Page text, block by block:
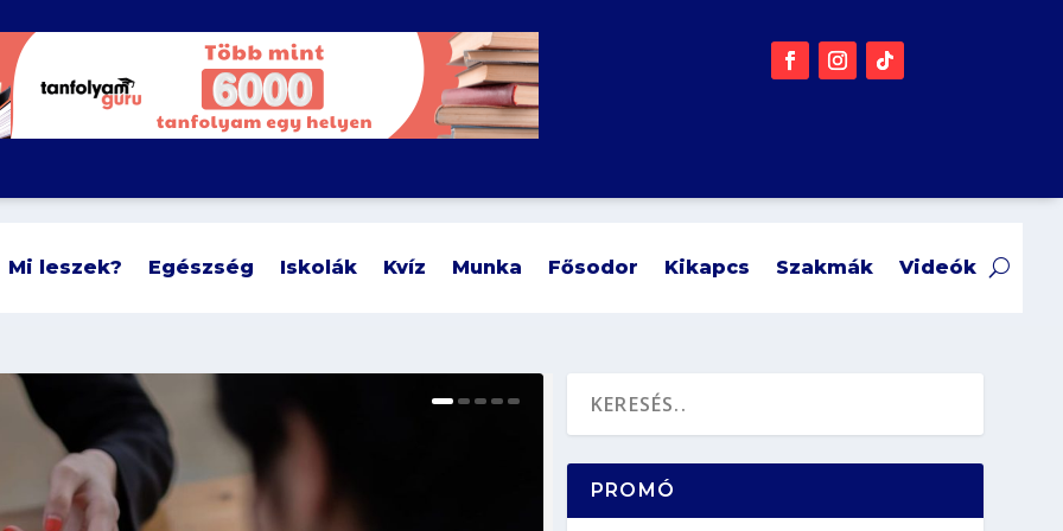
Mi leszek? Egészség Iskolák Kvíz Munka Fősodor Kikapcs Szakmák Videók
PROMÓ